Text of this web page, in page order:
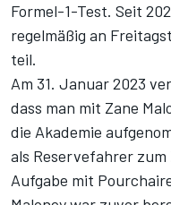
Formel-1-Test. Seit
regelmäßig an
teil.
Am 31. Januar 2023
dass man mit Zane
die Akademie
als Reservefahrer zum
Aufgabe mit